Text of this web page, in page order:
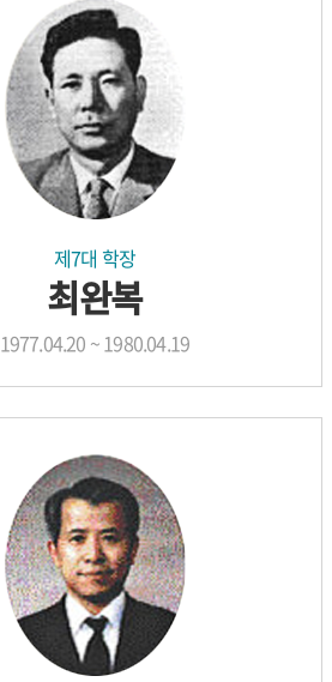
제7대 학장
최완복
1977.04.20 ~ 1980.04.19